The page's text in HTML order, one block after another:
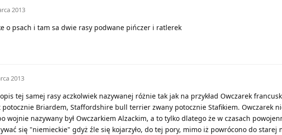
2013
o psach i tam sa dwie rasy podwane pińczer i ratlerek
2013
tej samej rasy aczkolwiek nazywanej różnie tak jak na przykład Owczarek
potocznie Briardem, Staffordshire bull terrier zwany potocznie Stafikiem. Owczarek
wojnie nazywany był Owczarkiem Alzackim, a to tylko dlatego że w czasach
się "niemieckie" gdyż źle się kojarzyło, do tej pory, mimo iż powrócono do starej